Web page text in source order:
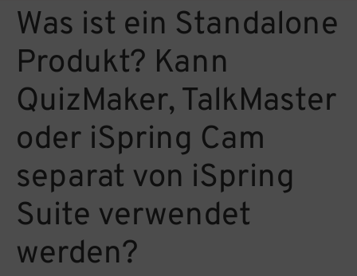
Was ist ein Standalone
Produkt? Kann
QuizMaker, TalkMaster
oder iSpring Cam
separat von iSpring
Suite verwendet
werden?